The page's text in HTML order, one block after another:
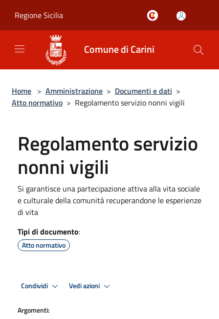
Regione Sicilia
Comune di Carini
Home > Amministrazione > Documenti e dati >
Atto normativo > Regolamento servizio nonni vigili
Regolamento servizio
nonni vigili
Si garantisce una partecipazione attiva alla vita sociale
e culturale della comunità recuperandone le esperienze
di vita
Tipi di documento:
Atto normativo
Condividi Vedi azioni
Argomenti: